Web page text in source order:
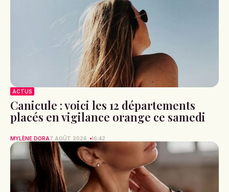
ACTUS
Canicule : voici les 12 départements
placés en vigilance orange ce samedi
MYLÈNE DORA7 AOÛT 2026 16:42